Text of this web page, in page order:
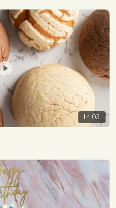
14:05